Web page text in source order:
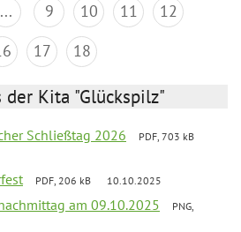
... 9 10 11
12
17 18
Kita "Glückspilz"
Schließtag 2026
PDF, 703 kB
PDF, 206 kB 10.10.2025
am 09.10.2025
PNG,